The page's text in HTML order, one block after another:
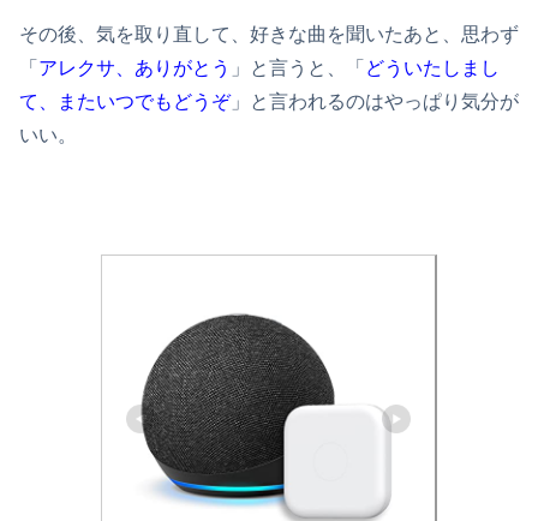
その後、気を取り直して、好きな曲を聞いたあと、思わず
「 アレクサ、ありがとう 」と言うと、「 どういたしまし
て、またいつでもどうぞ」と言われるのはやっぱり気分が
いい。